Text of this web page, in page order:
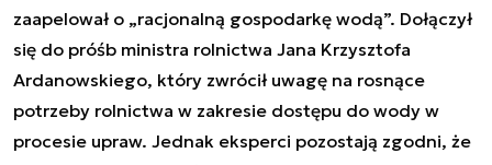
zaapelował o „racjonalną gospodarkę wodą”. Dołączył
się do próśb ministra rolnictwa Jana Krzysztofa
Ardanowskiego, który zwrócił uwagę na rosnące
potrzeby rolnictwa w zakresie dostępu do wody w
procesie upraw. Jednak eksperci pozostają zgodni, że